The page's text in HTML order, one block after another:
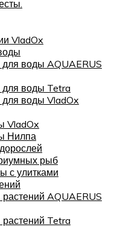
VladOx
воды AQUAERUS
воды Tetra
воды VladOx
VladOx
Нилпа
рыб
с улитками
AQUAERUS
Tetra